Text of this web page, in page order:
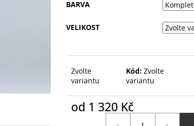
BARVA
VELIKOST
Zvolte
variantu
Kód: Zvolte
variantu
od 1 320 Kč